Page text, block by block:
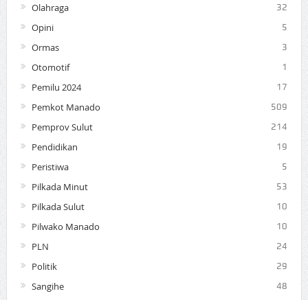
Olahraga 32
Opini 5
Ormas 3
Otomotif 1
Pemilu 2024 17
Pemkot Manado 509
Pemprov Sulut 214
Pendidikan 19
Peristiwa 5
Pilkada Minut 53
Pilkada Sulut 10
Pilwako Manado 10
PLN 24
Politik 29
Sangihe 48